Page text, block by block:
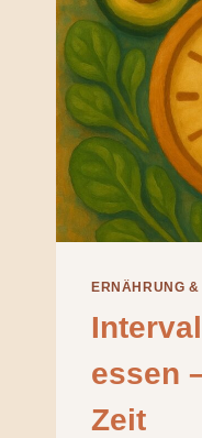
ERNÄHRUNG
essen
Zeit